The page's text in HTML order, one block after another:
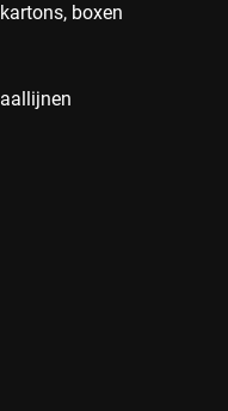
boxen